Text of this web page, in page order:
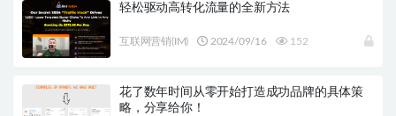
轻松驱动高转化流量的全新方法
互联网营销(IM) 2024/09/16 152
花了数年时间从零开始打造成功品牌的具体策
略，分享给你！